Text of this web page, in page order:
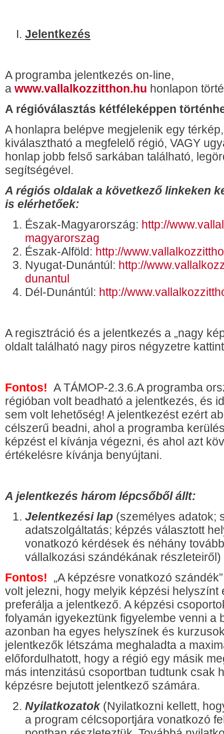
Jelentkezés
A programba jelentkezés on-line,
a www.vallalkozzitthon.hu honlapon
A régióválasztás kétféleképpen
A honlapra belépve megjelenik egy
kiválasztható a megfelelő régió, VAGY
honlap jobb felső sarkában található,
segítségével.
A régiós oldalak a következő linkeken
is elérhetőek:
Észak-Magyarország: http://
magyarorszag
Észak-Alföld: http://
Nyugat-Dunántúl: http://
dunantul
Dél-Dunántúl: http://
A regisztráció és a jelentkezés a „nagy
oldalt található nagy piros négyzetre
Fontos! A TÁMOP-2.3.6.A programba
régióban volt beadható a jelentkezés, és
sem volt lehetőség! A jelentkezést ezért
célszerű beadni, ahol a programba
képzést el kívánja végezni, és ahol azt
értékelésre kívánja benyújtani.
A jelentkezés három lépcsőből állt:
Jelentkezési lap (személyes adatok;
adatszolgáltatás; képzés választott
vonatkozó kérdések és néhány
vállalkozási szándékának részleteiről)
Fontos! „A képzésre vonatkozó
volt jelezni, hogy melyik képzési helyszínt
preferálja a jelentkező. A képzési
folyamán igyekeztünk figyelembe venni a
azonban ha egyes helyszínek és
jelentkezők létszáma meghaladta a
előfordulhatott, hogy a régió egy másik
más intenzitású csoportban tudtunk csak
képzésre bejutott jelentkező számára.
Nyilatkozatok(Nyilatkozni kellett,
a program célcsoportjára vonatkozó